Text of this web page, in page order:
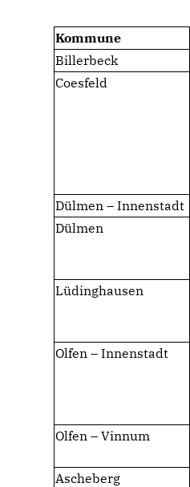
Kommune
Billerbeck
Coesfeld
Dülmen – Innenstadt
Dülmen
Lüdinghausen
Olfen – Innenstadt
Olfen – Vinnum
Ascheberg